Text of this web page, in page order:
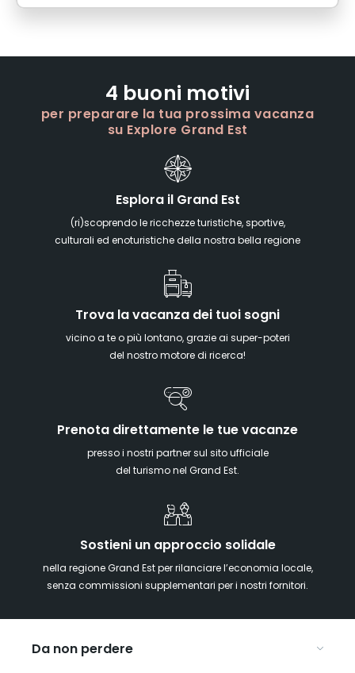
4 buoni motivi
per preparare la tua prossima vacanza
su Explore Grand Est
Esplora il Grand Est
(ri)scoprendo le ricchezze turistiche, sportive,
culturali ed enoturistiche della nostra bella regione
Trova la vacanza dei tuoi sogni
vicino a te o più lontano, grazie ai super-poteri
del nostro motore di ricerca!
Prenota direttamente le tue vacanze
presso i nostri partner sul sito ufficiale
del turismo nel Grand Est.
Sostieni un approccio solidale
nella regione Grand Est per rilanciare l’economia locale,
senza commissioni supplementari per i nostri fornitori.
Da non perdere